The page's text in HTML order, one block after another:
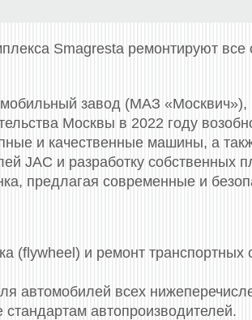
Smagresta ремонтируют
завод (МАЗ «Москвич»),
Москвы в 2022 году
и качественные машины, а
JAC и разработку собственных
предлагая современные и
(flywheel) и ремонт транспортных
автомобилей всех
автопроизводителей.